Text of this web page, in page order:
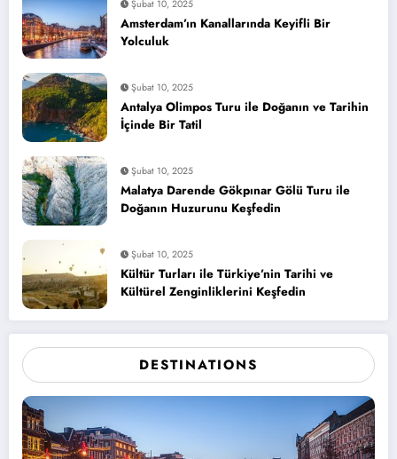
Şubat 10, 2025
Amsterdam’ın Kanallarında Keyifli Bir
Yolculuk
Şubat 10, 2025
Antalya Olimpos Turu ile Doğanın ve Tarihin
İçinde Bir Tatil
Şubat 10, 2025
Malatya Darende Gökpınar Gölü Turu ile
Doğanın Huzurunu Keşfedin
Şubat 10, 2025
Kültür Turları ile Türkiye’nin Tarihi ve
Kültürel Zenginliklerini Keşfedin
DESTINATIONS